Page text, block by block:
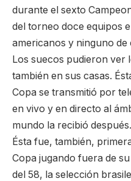
durante el sexto
del torneo doce equipos
americanos y ninguno de
Los suecos pudieron ver
también en sus casas.
Copa se transmitió por
en vivo y en directo al
mundo la recibió después.
Ésta fue, también,
Copa jugando fuera de
del 58, la selección